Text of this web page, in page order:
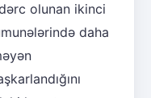
olunan ikinci
daha